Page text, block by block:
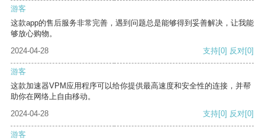
游客
这款app的售后服务非常完善，遇到问题总是能够得到妥善解决，让我能
够放心购物。
2024-04-28
支持[0] 反对[0]
游客
这款加速器VPM应用程序可以给你提供最高速度和安全性的连接，并帮
助你在网络上自由移动。
2024-04-28
支持[0] 反对[0]
游客